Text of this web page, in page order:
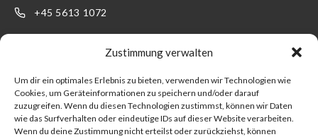
Zustimmung verwalten
Um dir ein optimales Erlebnis zu bieten, verwenden wir Technologien wie
Cookies, um Geräteinformationen zu speichern und/oder darauf
zuzugreifen. Wenn du diesen Technologien zustimmst, können wir Daten
wie das Surfverhalten oder eindeutige IDs auf dieser Website verarbeiten.
Wenn du deine Zustimmung nicht erteilst oder zurückziehst, können
+45 5613 1072
LINKS
Produkter
Branchen
SUPPORT
Kontakt
Werden Sie Kunde!